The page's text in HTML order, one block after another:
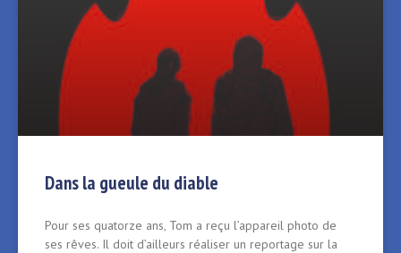
Dans la gueule du diable
Pour ses quatorze ans‚ Tom a reçu l’appareil photo de
ses rêves. Il doit d’ailleurs réaliser un reportage sur la